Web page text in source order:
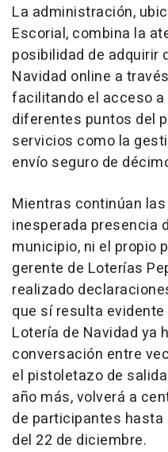
La administración,
Escorial, combina la
posibilidad de adquirir
Navidad online a
facilitando el acceso
diferentes puntos del
servicios como la
envío seguro de
Mientras continúan
inesperada presencia
municipio, ni el propio
gerente de Loterías
realizado
que sí resulta
Lotería de Navidad ya
conversación entre
el pistoletazo de
año más, volverá a
de participantes
del 22 de diciembre.